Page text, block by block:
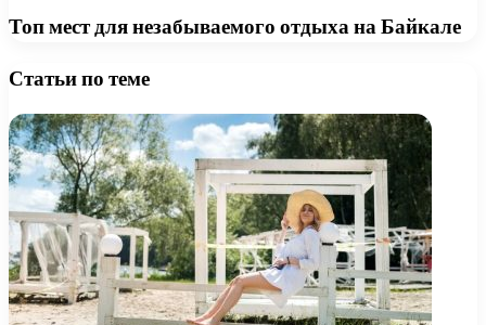
Топ мест для незабываемого отдыха на Байкале
Статьи по теме